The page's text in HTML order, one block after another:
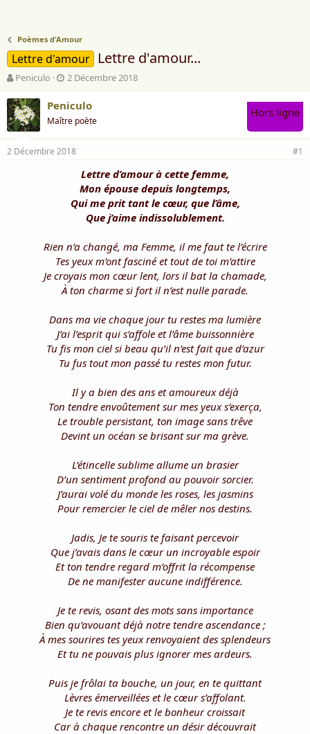
Poèmes d'Amour
Lettre d'amour Lettre d'amour...
A
u
t
e
u
r
d
e
Peniculo
D
a
t
d
e
d
é
2 Décembre 2018
Peniculo
Maître poète
Hors ligne
2 Décembre 2018 #1
Lettre d’amour à cette femme,
Mon épouse depuis longtemps,
Qui me prit tant le cœur, que l’âme,
Que j’aime indissolublement.
Rien n’a changé, ma Femme, il me faut te l’écrire
Tes yeux m’ont fasciné et tout de toi m’attire
Je croyais mon cœur lent, lors il bat la chamade,
À ton charme si fort il n’est nulle parade.
Dans ma vie chaque jour tu restes ma lumière
J’ai l’esprit qui s’affole et l’âme buissonnière
Tu fis mon ciel si beau qu’il n’est fait que d’azur
Tu fus tout mon passé tu restes mon futur.
Il y a bien des ans et amoureux déjà
Ton tendre envoûtement sur mes yeux s’exerça,
Le trouble persistant, ton image sans trêve
Devint un océan se brisant sur ma grève.
L’étincelle sublime allume un brasier
D’un sentiment profond au pouvoir sorcier.
J’aurai volé du monde les roses, les jasmins
Pour remercier le ciel de mêler nos destins.
Jadis, Je te souris te faisant percevoir
Que j’avais dans le cœur un incroyable espoir
Et ton tendre regard m’offrit la récompense
De ne manifester aucune indifférence.
Je te revis, osant des mots sans importance
Bien qu’avouant déjà notre tendre ascendance ;
À mes sourires tes yeux renvoyaient des splendeurs
Et tu ne pouvais plus ignorer mes ardeurs.
Puis je frôlai ta bouche, un jour, en te quittant
Lèvres émerveillées et le cœur s’affolant.
Je te revis encore et le bonheur croissait
Car à chaque rencontre un désir découvrait